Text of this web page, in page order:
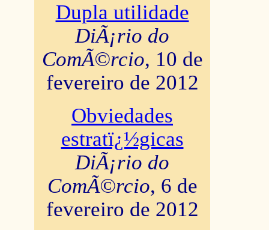
Dupla utilidade
DiÃ¡rio do
ComÃ©rcio, 10 de
fevereiro de 2012
Obviedades
estratï¿½gicas
DiÃ¡rio do
ComÃ©rcio, 6 de
fevereiro de 2012